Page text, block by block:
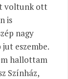
voltunk ott
is
nagy
eszembe.
hallottam
Színház,